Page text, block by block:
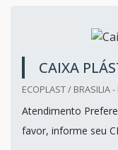
CAIXA
ECOPLAST / BRASILIA -
Atendimento
favor, informe seu